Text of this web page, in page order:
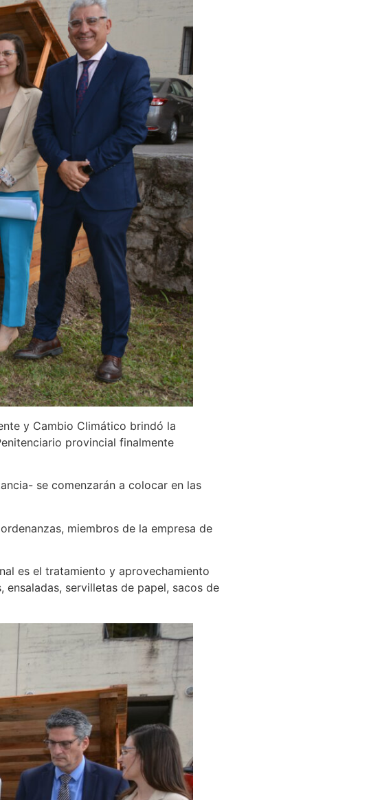
y Cambio Climático brindó la
provincial finalmente
se comenzarán a colocar en las
miembros de la empresa de
es el tratamiento y aprovechamiento
servilletas de papel, sacos de